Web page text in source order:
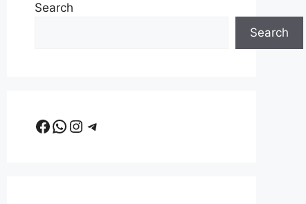
Search
Search
Facebook
WhatsApp
Instagram
Telegram